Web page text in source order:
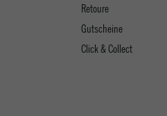
Retoure
Gutscheine
Click & Collect